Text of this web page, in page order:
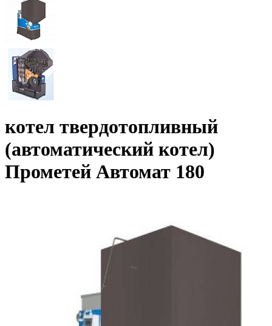
котел твердотопливный
(автоматический котел)
Прометей Автомат 180